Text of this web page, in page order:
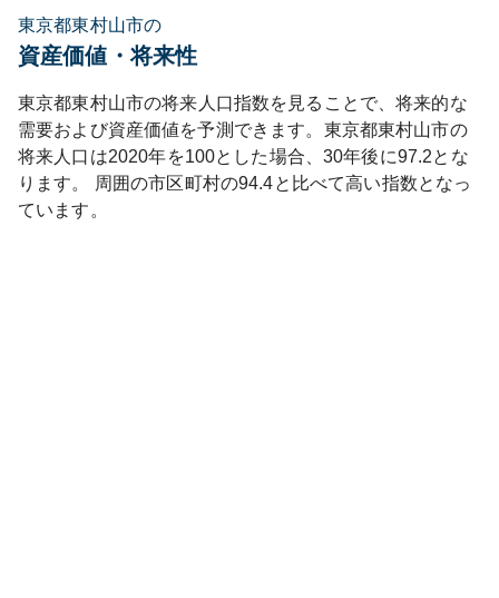
東京都東村山市の
資産価値・将来性
東京都東村山市の将来人口指数を見ることで、将来的な
需要および資産価値を予測できます。 東京都東村山市の
将来人口は2020年を100とした場合、30年後に97.2とな
ります。
周囲の市区町村の94.4と比べて高い指数となっ
ています。